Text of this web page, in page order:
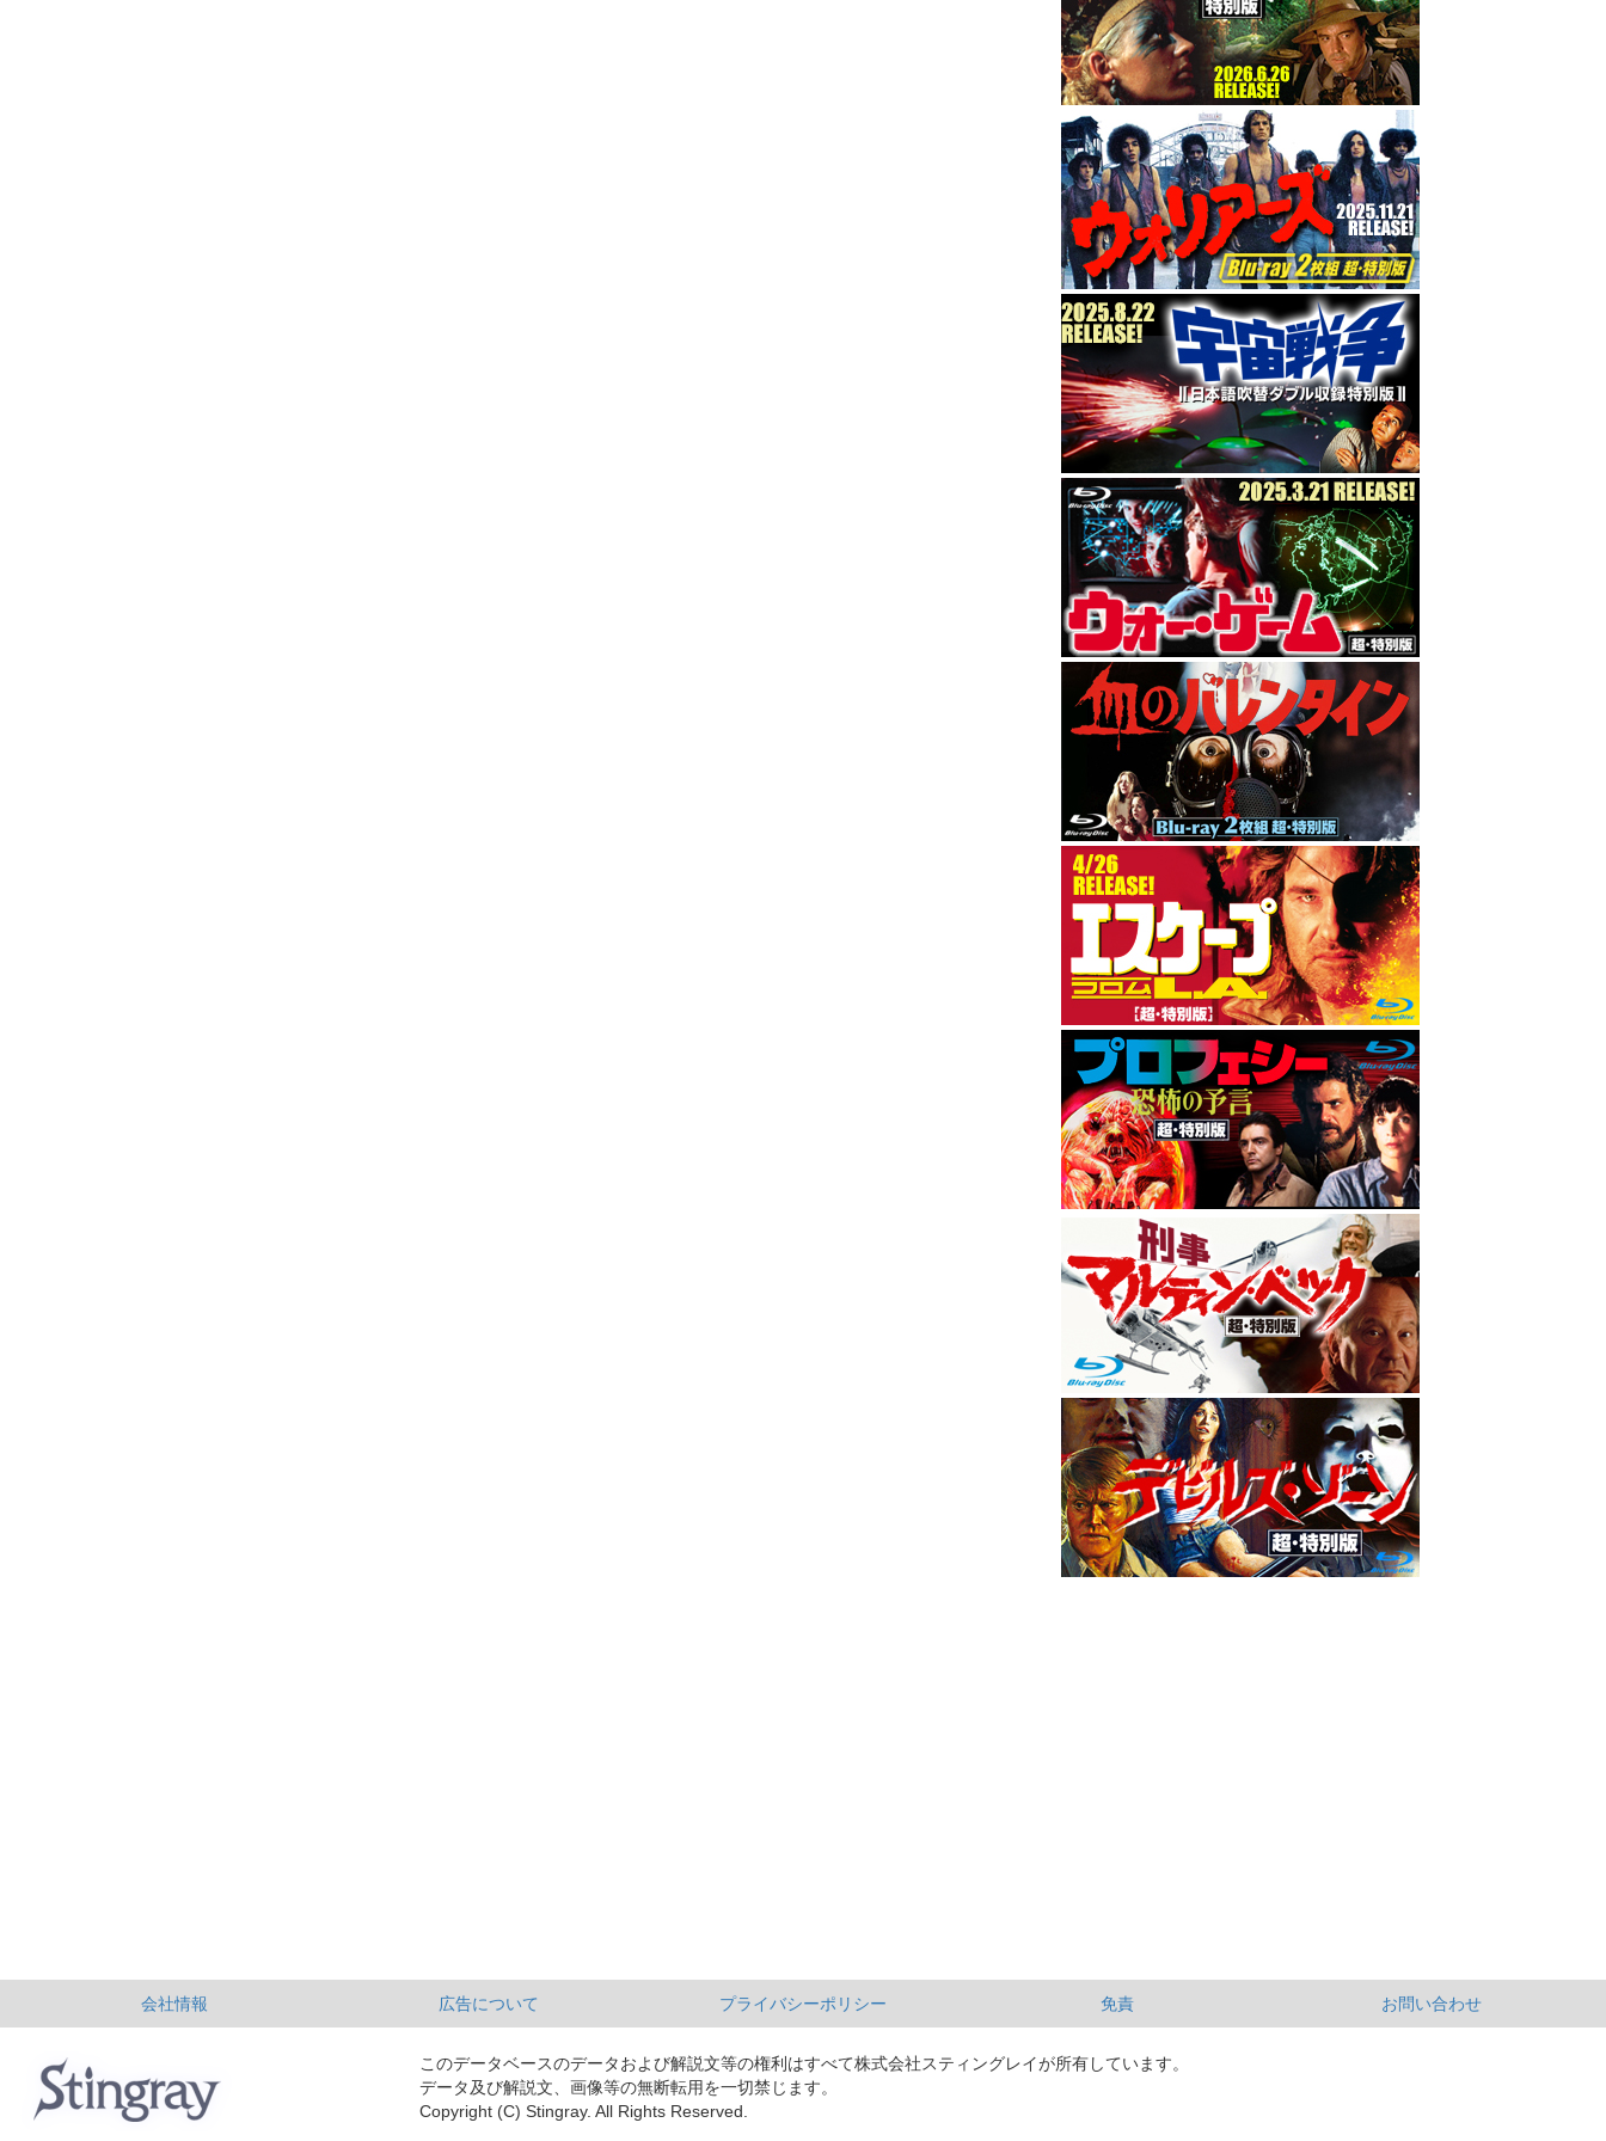
会社情報 広告について プライバシーポリシー 免責 お問い合わせ
このデータベースのデータおよび解説文等の権利はすべて株式会社スティングレイが所有しています。
データ及び解説文、画像等の無断転用を一切禁じます。
Copyright (C) Stingray. All Rights Reserved.